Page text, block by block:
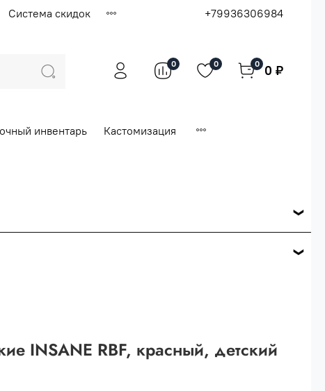
Система скидок +79936306984
0 0 0 0 ₽
инвентарь
Кастомизация
рублей.
INSANE RBF, красный, детский